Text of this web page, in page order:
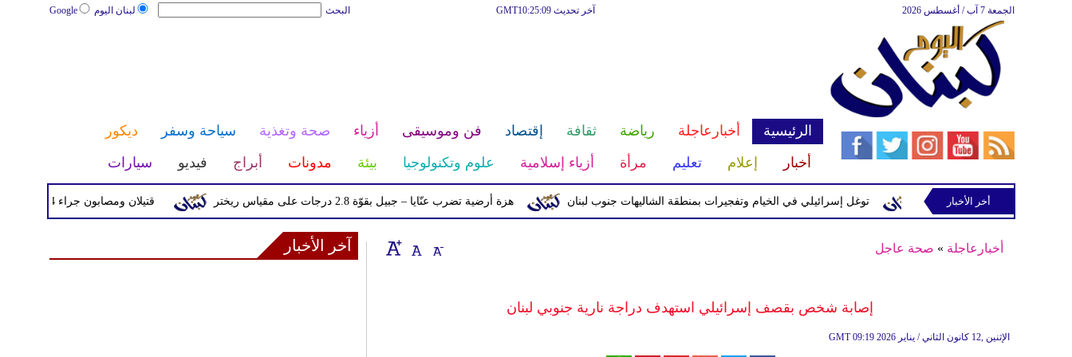
لبنان اليوم Google البحث آخر تحديث GMT10:25:09 الجمعة 7 آب / أغسطس 2026
الرئيسية أخبارعاجلة رياضة ثقافة إقتصاد فن وموسيقى أزياء صحة وتغذية سياحة وسفر
ديكور
أخبار
إعلام تعليم مرأة أزياء إسلامية علوم وتكنولوجيا بيئة مدونات أبراج فيديو سيارات
قتيلان ومصابون جراء 14 غارة إسرائيلية على شرق وجنوب لبنان هزة أرضية تضرب عنّايا – جبيل بقوّة 2.8 درجات على مقياس ريختر توغل إسرائيلي في الخيام وتفجيرات بمنطقة الشاليهات جنوب لبنان في رب ثلاثين
أخر الأخبار
أخبارعاجلة » صحة عاجل
إصابة شخص بقصف إسرائيلي استهدف دراجة نارية جنوبي لبنان
GMT 09:19 2026 الإثنين ,12 كانون الثاني / يناير
آخر الأخبار